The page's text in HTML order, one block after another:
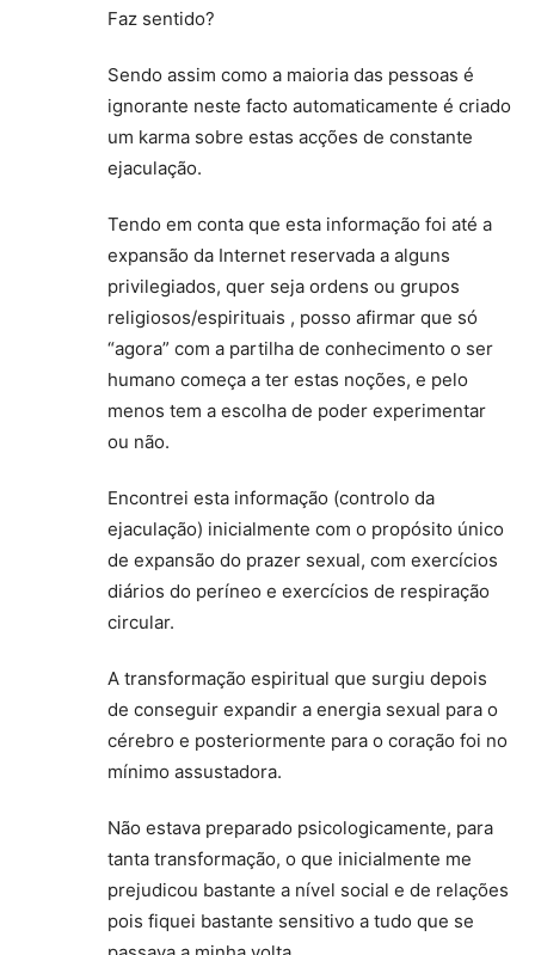
Faz sentido?
Sendo assim como a maioria das pessoas é
ignorante neste facto automaticamente é criado
um karma sobre estas acções de constante
ejaculação.
Tendo em conta que esta informação foi até a
expansão da Internet reservada a alguns
privilegiados, quer seja ordens ou grupos
religiosos/espirituais , posso afirmar que só
“agora” com a partilha de conhecimento o ser
humano começa a ter estas noções, e pelo
menos tem a escolha de poder experimentar
ou não.
Encontrei esta informação (controlo da
ejaculação) inicialmente com o propósito único
de expansão do prazer sexual, com exercícios
diários do períneo e exercícios de respiração
circular.
A transformação espiritual que surgiu depois
de conseguir expandir a energia sexual para o
cérebro e posteriormente para o coração foi no
mínimo assustadora.
Não estava preparado psicologicamente, para
tanta transformação, o que inicialmente me
prejudicou bastante a nível social e de relações
pois fiquei bastante sensitivo a tudo que se